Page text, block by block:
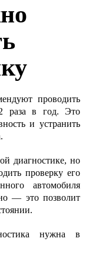
проводить
2 раза в год. Это
и устранить
диагностике, но
проверку его
автомобиля
— это позволит
нужна в